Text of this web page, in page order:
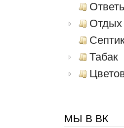
Отдых
Табак
МЫ В ВК